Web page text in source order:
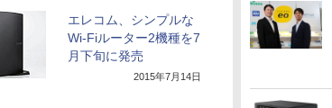
エレコム、シンプルな
Wi-Fiルーター2機種を7
月下旬に発売
2015年7月14日